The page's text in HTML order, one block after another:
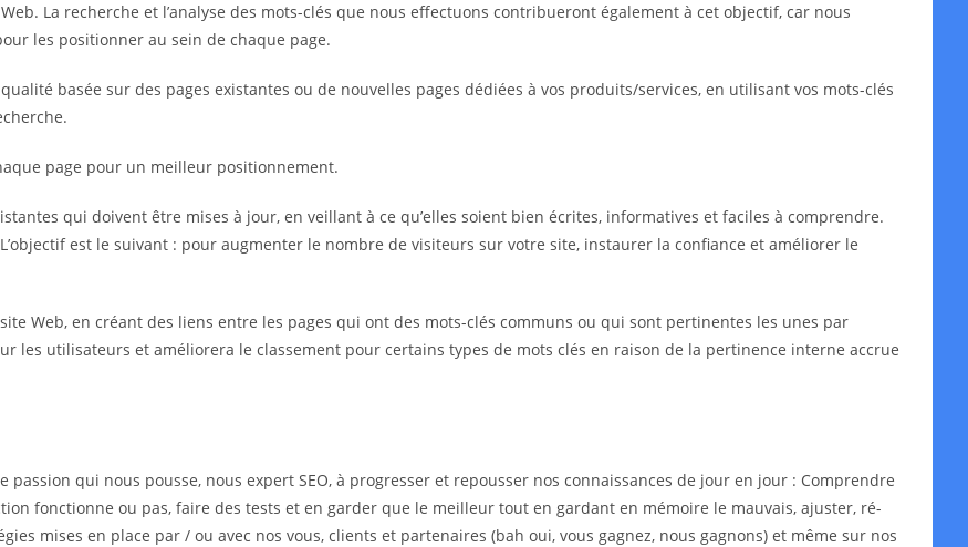
La recherche et l’analyse des mots-clés que nous effectuons contribueront également à cet objectif, car nous
les positionner au sein de chaque page.
basée sur des pages existantes ou de nouvelles pages dédiées à vos produits/services, en utilisant vos mots-clés
page pour un meilleur positionnement.
qui doivent être mises à jour, en veillant à ce qu’elles soient bien écrites, informatives et faciles à comprendre.
est le suivant : pour augmenter le nombre de visiteurs sur votre site, instaurer la confiance et améliorer le
Web, en créant des liens entre les pages qui ont des mots-clés communs ou qui sont pertinentes les unes par
les utilisateurs et améliorera le classement pour certains types de mots clés en raison de la pertinence interne accrue
passion qui nous pousse, nous expert SEO, à progresser et repousser nos connaissances de jour en jour : Comprendre
fonctionne ou pas, faire des tests et en garder que le meilleur tout en gardant en mémoire le mauvais, ajuster, ré-
mises en place par / ou avec nos vous, clients et partenaires (bah oui, vous gagnez, nous gagnons) et même sur nos